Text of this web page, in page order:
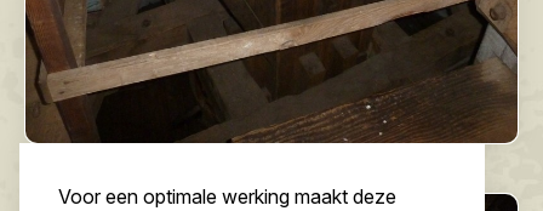
Voor een optimale werking maakt deze